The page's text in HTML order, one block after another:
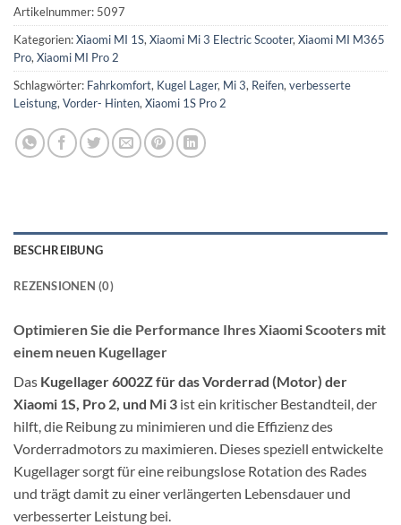
Artikelnummer: 5097
Kategorien:Xiaomi MI 1S, Xiaomi Mi 3 Electric Scooter, Xiaomi MI M365
Pro, Xiaomi MI Pro 2
Schlagwörter: Fahrkomfort, Kugel Lager, Mi 3, Reifen, verbesserte
Leistung, Vorder- Hinten, Xiaomi 1S Pro 2
BESCHREIBUNG
REZENSIONEN (0)
Optimieren Sie die Performance Ihres Xiaomi Scooters mit
einem neuen Kugellager
Das Kugellager 6002Z für das Vorderrad (Motor) der
Xiaomi 1S, Pro 2, und Mi 3 ist ein kritischer Bestandteil, der
hilft, die Reibung zu minimieren und die Effizienz des
Vorderradmotors zu maximieren. Dieses speziell entwickelte
Kugellager sorgt für eine reibungslose Rotation des Rades
und trägt damit zu einer verlängerten Lebensdauer und
verbesserter Leistung bei.